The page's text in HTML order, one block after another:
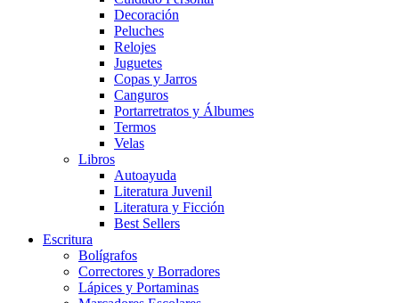
Decoración
Peluches
Relojes
Juguetes
Copas y Jarros
Canguros
Portarretratos y Álbumes
Termos
Velas
Libros
Autoayuda
Literatura Juvenil
Literatura y Ficción
Best Sellers
Escritura
Bolígrafos
Correctores y Borradores
Lápices y Portaminas